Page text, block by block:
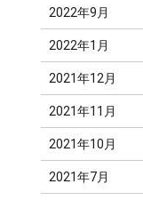
2022年9月
2022年1月
2021年12月
2021年11月
2021年10月
2021年7月